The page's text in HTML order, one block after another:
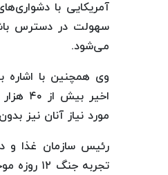
آمریکایی با
سهولت در دسترس
می‌شود.
وی همچنین با اشاره
مورد نیاز آنان نیز
رئیس سازمان غذا و
تجربه